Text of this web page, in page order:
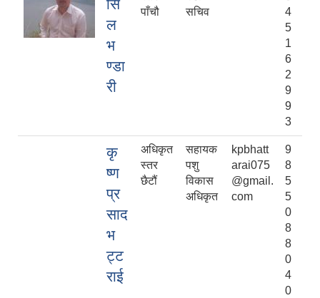
सि
ल
भ
ण्डा
री
पाँचौ
सचिव
4
5
1
6
2
9
9
3
कृ
ष्ण
प्र
साद
भ
ट्ट
राई
अधिकृत
स्तर
छैटौं
सहायक
पशु
विकास
अधिकृत
kpbhatt
arai075
@gmail.
com
9
8
5
5
0
8
8
0
4
0